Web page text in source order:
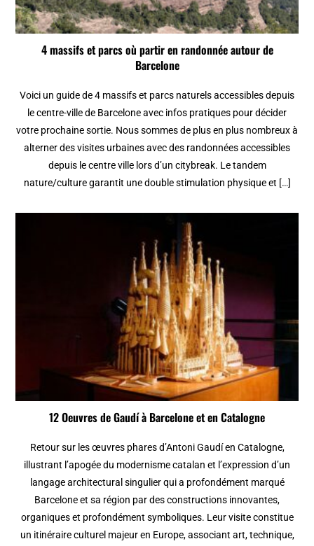
4 massifs et parcs où partir en randonnée autour de
Barcelone
Voici un guide de 4 massifs et parcs naturels accessibles depuis
le centre-ville de Barcelone avec infos pratiques pour décider
votre prochaine sortie. Nous sommes de plus en plus nombreux à
alterner des visites urbaines avec des randonnées accessibles
depuis le centre ville lors d’un citybreak. Le tandem
nature/culture garantit une double stimulation physique et […]
12 Oeuvres de Gaudí à Barcelone et en Catalogne
Retour sur les œuvres phares d’Antoni Gaudí en Catalogne,
illustrant l’apogée du modernisme catalan et l’expression d’un
langage architectural singulier qui a profondément marqué
Barcelone et sa région par des constructions innovantes,
organiques et profondément symboliques. Leur visite constitue
un itinéraire culturel majeur en Europe, associant art, technique,